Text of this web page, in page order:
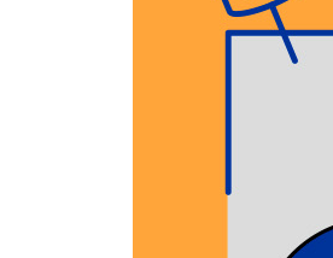
‘집값 상승 도미노’, 시간
Information: 주택 보유
‘강남 집값을 잡아야 한
주택 정책 목표가 없나